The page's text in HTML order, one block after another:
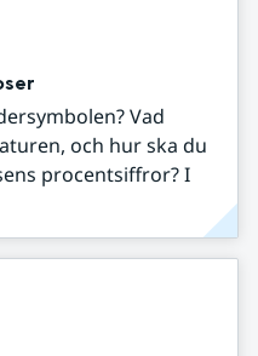
Vad
och hur ska du
procentsiffror? I